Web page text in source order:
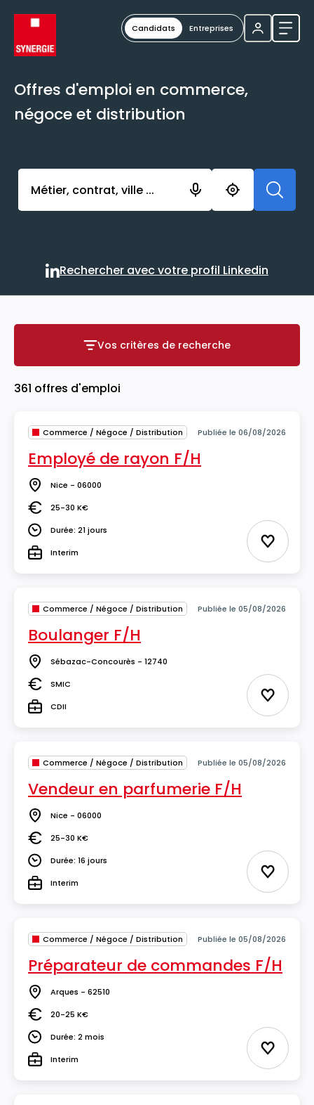
Candidats Entreprises
Offres d'emploi en commerce,
négoce et distribution
Activer l’élément pour lancer l’enregistrement.
Rechercher avec votre
Rechercher avec votre profil Linkedin
Vos critères de recherche
Vos critères de recherche
361 offres d'emploi
Commerce / Négoce / Distribution Publiée le 06/08/2026
Employé de rayon F/H
Lieu Nice - 06000
Salaire25-30 K€
DuréeDurée: 21 jours
TypeInterim Ajouter
Commerce / Négoce / Distribution Publiée le 05/08/2026
Boulanger F/H
Lieu Sébazac-Concourès - 12740
Salaire
SMIC
TypeCDII Ajouter
Commerce / Négoce / Distribution Publiée le 05/08/2026
Vendeur en parfumerie F/H
Lieu Nice - 06000
Salaire25-30 K€
DuréeDurée: 16 jours
TypeInterim Ajouter
Commerce / Négoce / Distribution Publiée le 05/08/2026
Préparateur de commandes F/H
Lieu Arques - 62510
Salaire20-25 K€
DuréeDurée: 2 mois
TypeInterim Ajouter